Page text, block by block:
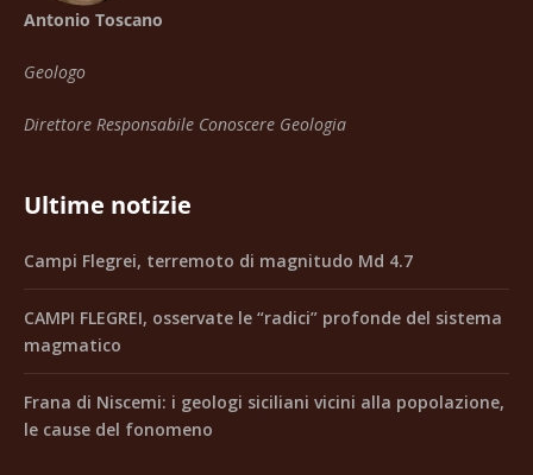
Antonio Toscano
Geologo
Direttore Responsabile Conoscere Geologia
Ultime notizie
Campi Flegrei, terremoto di magnitudo Md 4.7
CAMPI FLEGREI, osservate le “radici” profonde del sistema
magmatico
Frana di Niscemi: i geologi siciliani vicini alla popolazione,
le cause del fonomeno